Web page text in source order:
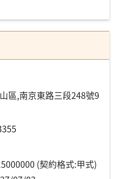
區,南京東路三段248號9
(契約格式:甲式)